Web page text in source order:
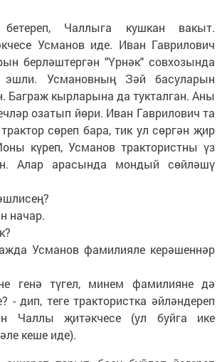
Чаллыга кушкан вакыт.
Усманов иде. Иван Гаврилович
берләштергән "Үрнәк" совхозында
эшли. Усмановның Зәй басуларын
Баграж кырларына да тукталган. Аны
озатып йөри. Иван Гаврилович та
сөреп бара, тик ул сөргән җир
күреп, Усманов трактористны үз
Алар арасында мондый сөйләшү
начар.
Усманов фамилияле керәшеннәр
генә түгел, минем фамилияне дә
- дип, теге трактористка әйләндереп
Чаллы җитәкчесе (ул буйга ике
кеше иде).